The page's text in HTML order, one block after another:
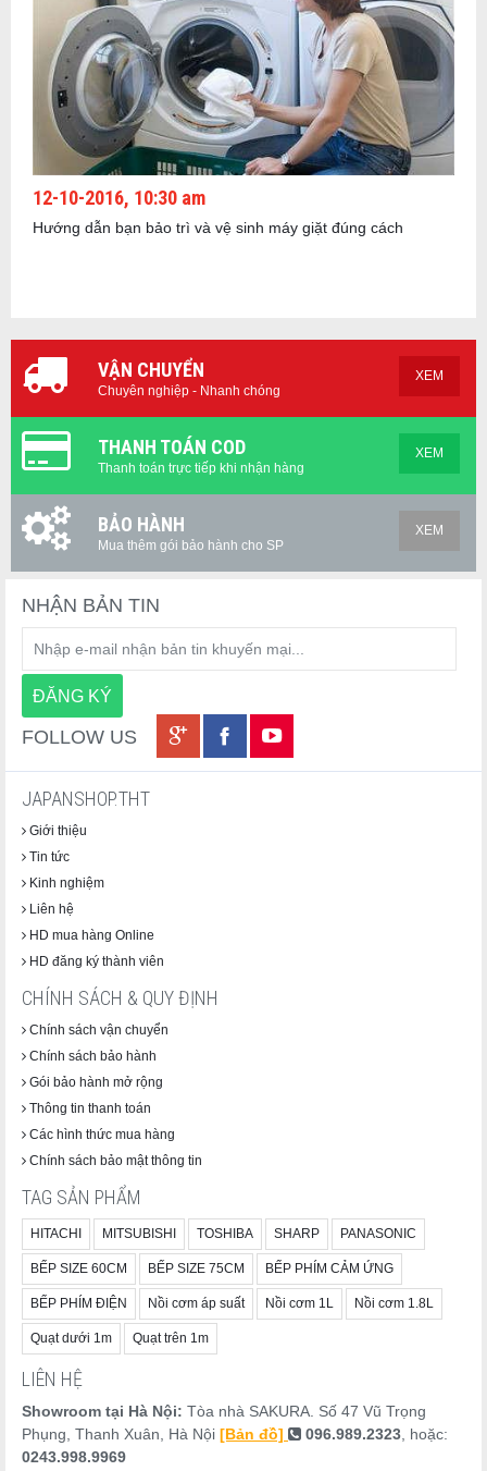
12-10-2016, 10:30 am
Hướng dẫn bạn bảo trì và vệ sinh máy giặt đúng cách
VẬN CHUYỂN
Chuyên nghiệp - Nhanh chóng
XEM
THANH TOÁN COD
Thanh toán trực tiếp khi nhận hàng
XEM
BẢO HÀNH
Mua thêm gói bảo hành cho SP
XEM
NHẬN BẢN TIN
FOLLOW US
JAPANSHOP.THT
Giới thiệu
Tin tức
Kinh nghiệm
Liên hệ
HD mua hàng Online
HD đăng ký thành viên
CHÍNH SÁCH & QUY ĐỊNH
Chính sách vận chuyển
Chính sách bảo hành
Gói bảo hành mở rộng
Thông tin thanh toán
Các hình thức mua hàng
Chính sách bảo mật thông tin
TAG SẢN PHẨM
HITACHI MITSUBISHI TOSHIBA SHARP PANASONIC
BẾP SIZE 60CM BẾP SIZE 75CM BẾP PHÍM CẢM ỨNG
BẾP PHÍM ĐIỆN Nồi cơm áp suất Nồi cơm 1L Nồi cơm 1.8L
Quạt dưới 1m Quạt trên 1m
LIÊN HỆ
Showroom tại Hà Nội: Tòa nhà SAKURA. Số 47 Vũ Trọng
Phụng, Thanh Xuân, Hà Nội [Bản đồ] 096.989.2323 , hoặc:
0243.998.9969